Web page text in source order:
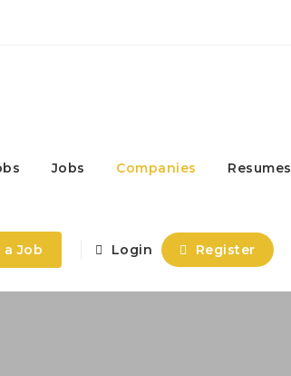
Jobs Companies Resumes
a Job Login Register